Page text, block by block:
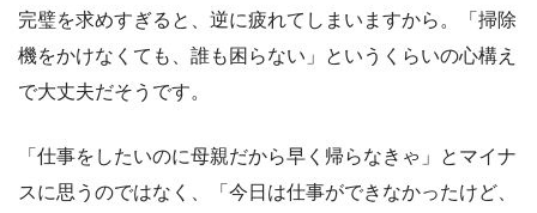
完璧を求めすぎると、逆に疲れてしまいますから。「掃除
機をかけなくても、誰も困らない」というくらいの心構え
で大丈夫だそうです。
「仕事をしたいのに母親だから早く帰らなきゃ」とマイナ
スに思うのではなく、「今日は仕事ができなかったけど、